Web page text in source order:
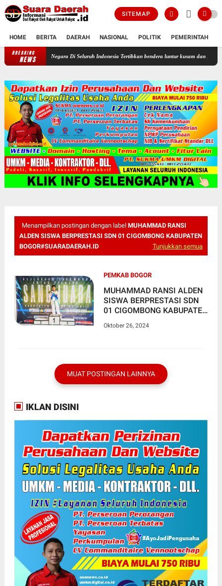
SITEMAP
HOME BERITA DAERAH NASIONAL POLITIK PEMERINTAH
BREAKING
NEWS Profesor Minta Presiden RI Perintahkan Semua Aparatur Negara Di
Menampilkan postingan dengan label MUHAMMAD RANSI
ALDEN SISWA BERPRESTASI SDN 01 CIGOMBONG KABUPATEN
BOGOR#SUARADAERAH.ID
Tunjukkan semua
PEMKAB BOGOR
MUHAMMAD RANSI ALDEN
SISWA BERPRESTASI SDN
01 CIGOMBONG KABUPATEN
Oktober 26, 2024
MUAT POSTINGAN LAINNYA
IKLAN DISINI